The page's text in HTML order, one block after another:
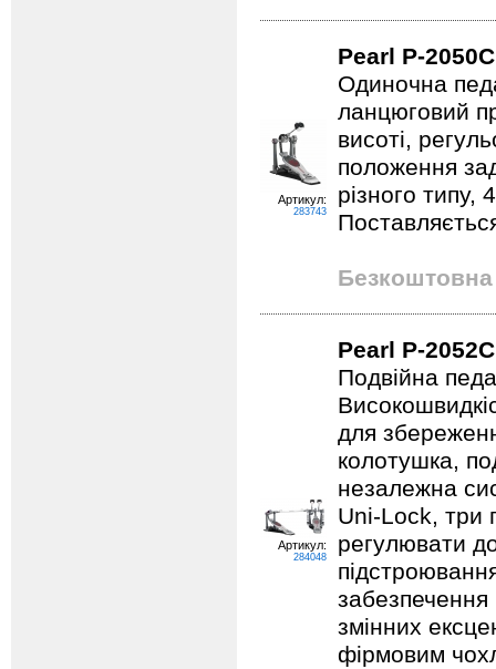
Артикул:
283743
Pearl P-2050С
Одиночна
ланцюговий
висоті,
положення
різного типу,
Безкоштовна
Артикул:
284048
Pearl P-2052C
Подвійна
для
колотушка,
незалежна
Uni-Lock, три
регулювати
забезпечення
змінних
фірмовим